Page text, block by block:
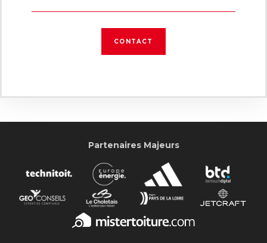
CONTACT
Partenaires Majeurs